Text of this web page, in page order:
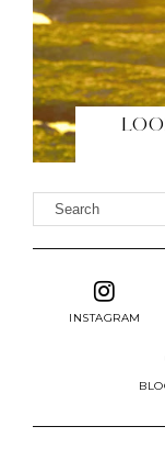
INSTAGRAM